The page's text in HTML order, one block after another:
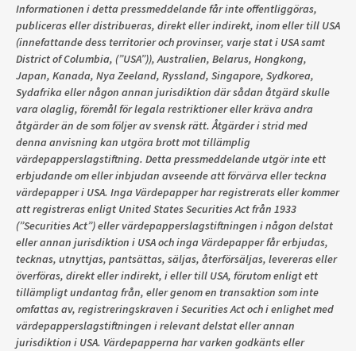
Informationen i detta pressmeddelande får inte offentliggöras,
publiceras eller distribueras, direkt eller indirekt, inom eller till USA
(innefattande dess territorier och provinser, varje stat i USA samt
District of Columbia, (”USA”)), Australien, Belarus, Hongkong,
Japan, Kanada, Nya Zeeland, Ryssland, Singapore, Sydkorea,
Sydafrika eller någon annan jurisdiktion där sådan åtgärd skulle
vara olaglig, föremål för legala restriktioner eller kräva andra
åtgärder än de som följer av svensk rätt. Åtgärder i strid med
denna anvisning kan utgöra brott mot tillämplig
värdepapperslagstiftning. Detta pressmeddelande utgör inte ett
erbjudande om eller inbjudan avseende att förvärva eller teckna
värdepapper i USA. Inga Värdepapper har registrerats eller kommer
att registreras enligt United States Securities Act från 1933
(”Securities Act”) eller värdepapperslagstiftningen i någon delstat
eller annan jurisdiktion i USA och inga Värdepapper får erbjudas,
tecknas, utnyttjas, pantsättas, säljas, återförsäljas, levereras eller
överföras, direkt eller indirekt, i eller till USA, förutom enligt ett
tillämpligt undantag från, eller genom en transaktion som inte
omfattas av, registreringskraven i Securities Act och i enlighet med
värdepapperslagstiftningen i relevant delstat eller annan
jurisdiktion i USA. Värdepapperna har varken godkänts eller